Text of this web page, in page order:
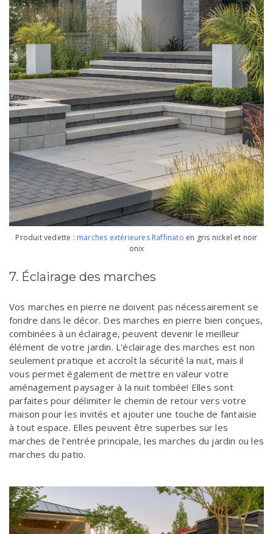
Produit vedette : marches extérieures Raffinato en gris nickel et noir
onix
7. Éclairage des marches
Vos marches en pierre ne doivent pas nécessairement se
fondre dans le décor. Des marches en pierre bien conçues,
combinées à un éclairage, peuvent devenir le meilleur
élément de votre jardin. L'éclairage des marches est non
seulement pratique et accroît la sécurité la nuit, mais il
vous permet également de mettre en valeur votre
aménagement paysager à la nuit tombée! Elles sont
parfaites pour délimiter le chemin de retour vers votre
maison pour les invités et ajouter une touche de fantaisie
à tout espace. Elles peuvent être superbes sur les
marches de l'entrée principale, les marches du jardin ou les
marches du patio.